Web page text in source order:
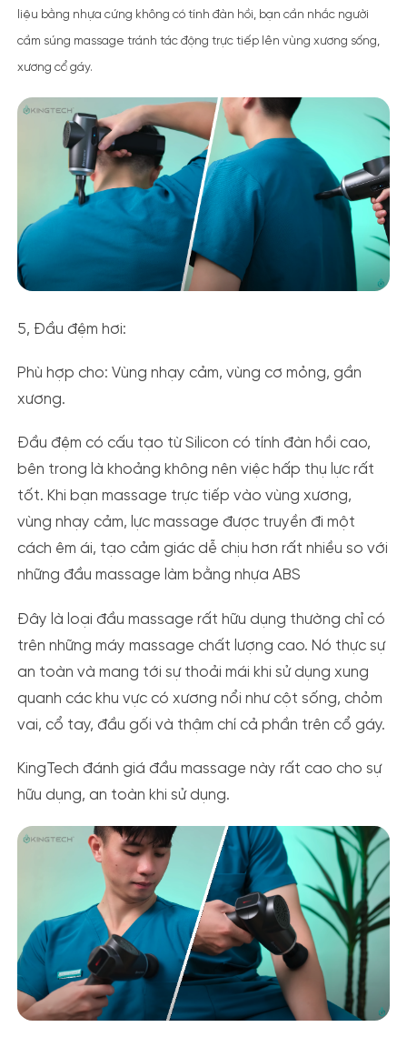
liệu bằng nhựa cứng không có tính đàn hồi, bạn cần nhắc người
cầm súng massage tránh tác động trực tiếp lên vùng xương sống,
xương cổ gáy.
5, Đầu đệm hơi:
Phù hợp cho:Vùng nhạy cảm, vùng cơ mỏng, gần
xương.
Đầu đệm có cấu tạo từ Silicon có tính đàn hồi cao,
bên trong là khoảng không nên việc hấp thụ lực rất
tốt. Khi bạn massage trực tiếp vào vùng xương,
vùng nhạy cảm, lực massage được truyền đi một
cách êm ái, tạo cảm giác dễ chịu hơn rất nhiều so với
những đầu massage làm bằng nhựa ABS
Đây là loại đầu massage rất hữu dụng thường chỉ có
trên những máy massage chất lượng cao. Nó thực sự
an toàn và mang tới sự thoải mái khi sử dụng xung
quanh các khu vực có xương nổi như cột sống, chỏm
vai, cổ tay, đầu gối và thậm chí cả phần trên cổ gáy.
KingTech đánh giá đầu massage này rất cao cho sự
hữu dụng, an toàn khi sử dụng.